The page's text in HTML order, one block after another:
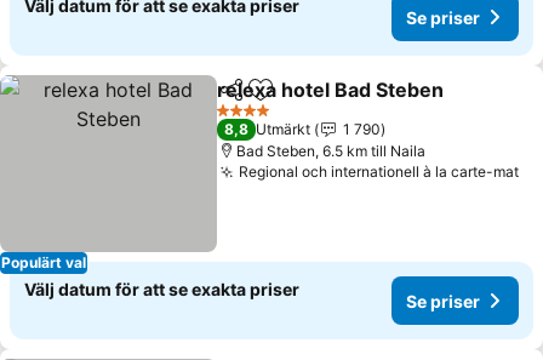
Välj datum för att se exakta priser
Se priser
Populärt val
Dela Lägg till i Mina Favoriter
relexa hotel Bad Steben
4 Stjärnor
8,8 Utmärkt
1 790
Bad Steben, 6.5 km till Naila
Regional och internationell à la carte-mat
Välj datum för att se exakta priser
Se priser